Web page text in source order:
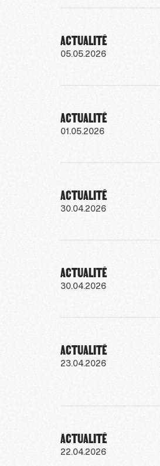
ACTUALITÉ
05.05.2026
ACTUALITÉ
01.05.2026
ACTUALITÉ
30.04.2026
ACTUALITÉ
30.04.2026
ACTUALITÉ
23.04.2026
ACTUALITÉ
22.04.2026